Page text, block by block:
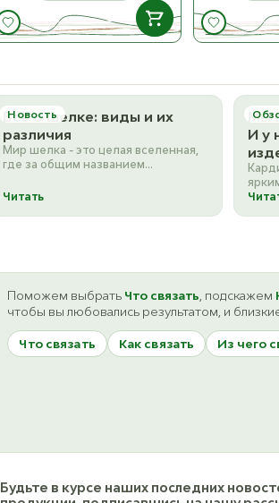
473 Genua
ост. 10
474 Portofino
ост. 2
476 Lerici
ост. 2
Новость
Все о шелке: виды и их
различия
Мир шелка - это целая вселенная,
где за общим названием
характеры. Если для вас…
Читать
Мы
И у
Поможем выбрать Что связать , подскажем
чтобы вы любовались результатом, и
Что связать Как связать Из чего
Будьте в курсе наших последних